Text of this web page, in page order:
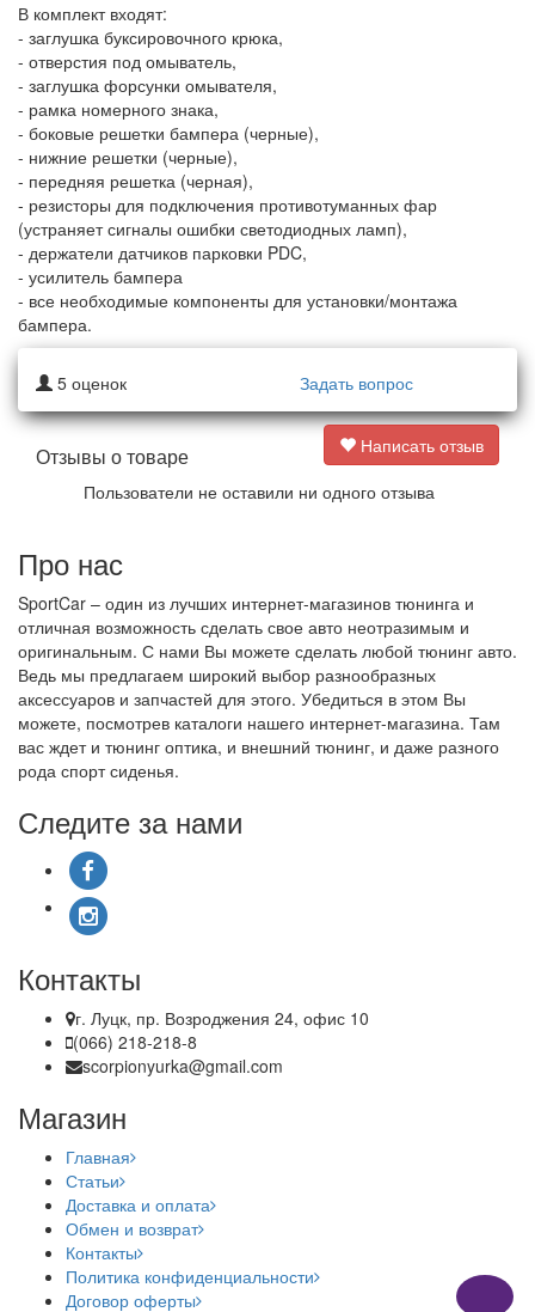
В комплект входят:
- заглушка буксировочного крюка,
- отверстия под омыватель,
- заглушка форсунки омывателя,
- рамка номерного знака,
- боковые решетки бампера (черные),
- нижние решетки (черные),
- передняя решетка (черная),
- резисторы для подключения противотуманных фар
(устраняет сигналы ошибки светодиодных ламп),
- держатели датчиков парковки PDC,
- усилитель бампера
- все необходимые компоненты для установки/монтажа
бампера.
5 оценок Задать вопрос
Отзывы о товаре
Написать отзыв
Пользователи не оставили ни одного отзыва
Про нас
SportCar – один из лучших интернет-магазинов тюнинга и
отличная возможность сделать свое авто неотразимым и
оригинальным. С нами Вы можете сделать любой тюнинг авто.
Ведь мы предлагаем широкий выбор разнообразных
аксессуаров и запчастей для этого. Убедиться в этом Вы
можете, посмотрев каталоги нашего интернет-магазина. Там
вас ждет и тюнинг оптика, и внешний тюнинг, и даже разного
рода спорт сиденья.
Следите за нами
Контакты
г. Луцк, пр. Возроджения 24, офис 10
(066) 218-218-8
scorpionyurka@gmail.com
Магазин
Главная
Статьи
Доставка и оплата
Обмен и возврат
Контакты
Политика конфиденциальности
Договор оферты